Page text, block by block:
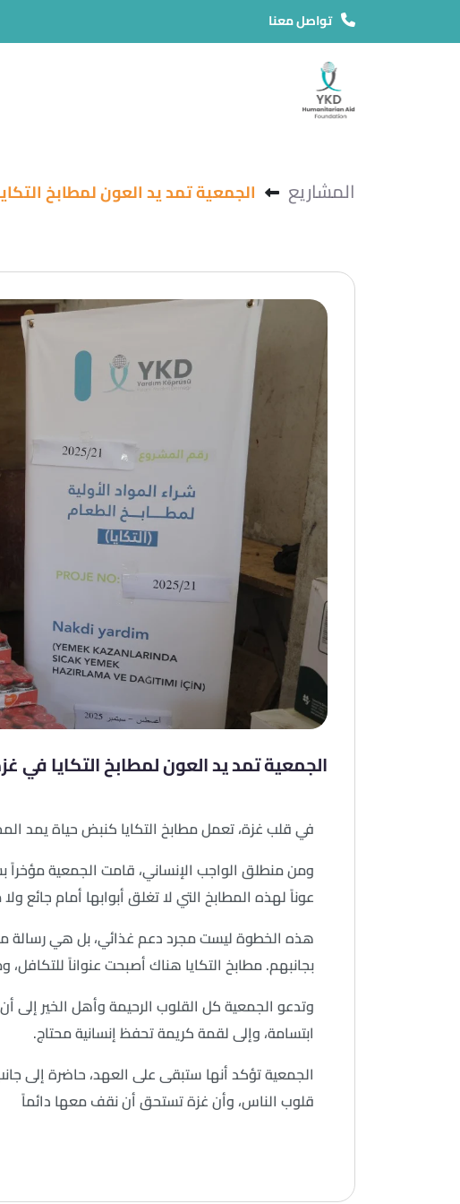
تواصل معنا
المشاريع الجمعية تمد يد العون لمطابخ
الجمعية تمد يد العون لمطابخ التكايا في
في قلب غزة، تعمل مطابخ التكايا كنبض حياة يمد
ومن منطلق الواجب الإنساني، قامت الجمعية مؤخراً
عوناً لهذه المطابخ التي لا تغلق أبوابها أمام جائع
هذه الخطوة ليست مجرد دعم غذائي، بل هي رسالة
بجانبهم. مطابخ التكايا هناك أصبحت عنواناً
وتدعو الجمعية كل القلوب الرحيمة وأهل الخير
ابتسامة، وإلى لقمة كريمة تحفظ إنسانية محتاج.
الجمعية تؤكد أنها ستبقى على العهد، حاضرة إلى
قلوب الناس، وأن غزة تستحق أن نقف معها دائماً